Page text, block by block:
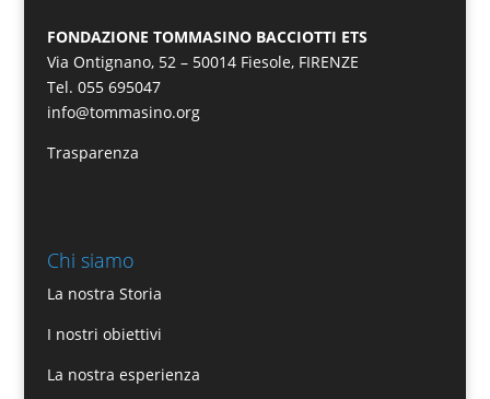
FONDAZIONE TOMMASINO BACCIOTTI ETS
Via Ontignano, 52 – 50014 Fiesole, FIRENZE
Tel. 055 695047
info@tommasino.org
Trasparenza
Chi siamo
La nostra Storia
I nostri obiettivi
La nostra esperienza